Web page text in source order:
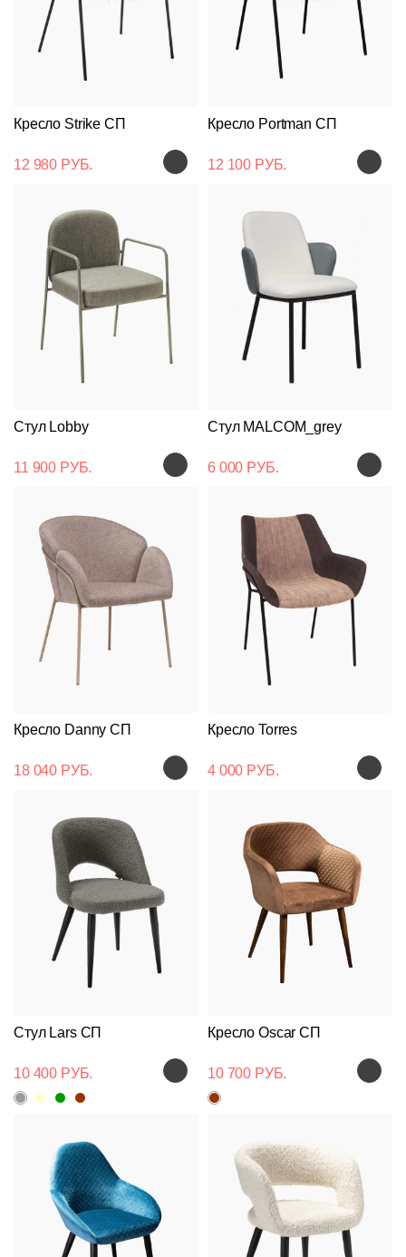
Кресло Strike СП
12 980 РУБ.
Кресло Portman СП
12 100 РУБ.
Стул Lobby
11 900 РУБ.
Стул MALCOM_grey
6 000 РУБ.
Кресло Danny СП
18 040 РУБ.
Кресло Torres
4 000 РУБ.
Стул Lars СП
10 400 РУБ.
Кресло Oscar СП
10 700 РУБ.